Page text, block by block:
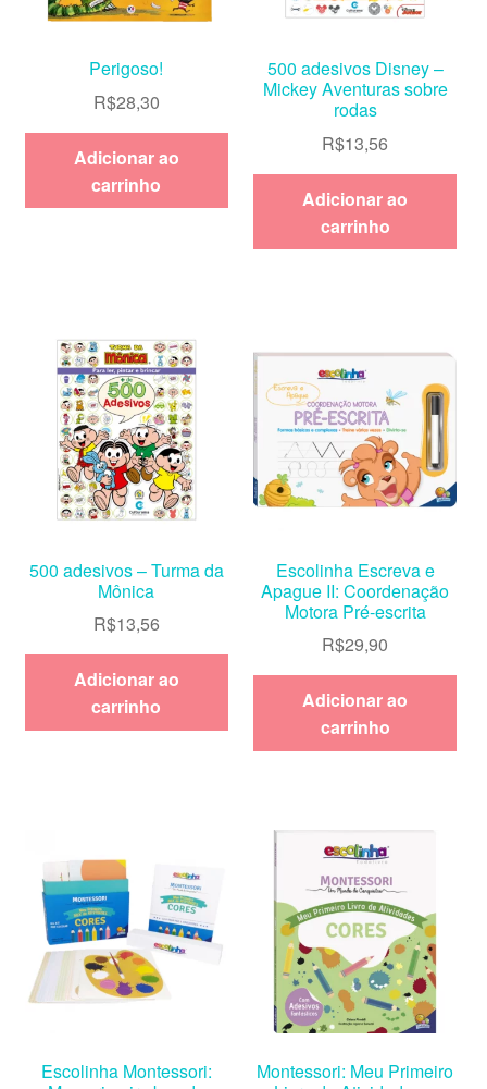
Perigoso!
R$28,30
Adicionar ao
carrinho
500 adesivos Disney –
Mickey Aventuras sobre
rodas
R$13,56
Adicionar ao
carrinho
500 adesivos – Turma da
Mônica
R$13,56
Adicionar ao
carrinho
Escolinha Escreva e
Apague II: Coordenação
Motora Pré-escrita
R$29,90
Adicionar ao
carrinho
Escolinha Montessori:
Montessori: Meu Primeiro